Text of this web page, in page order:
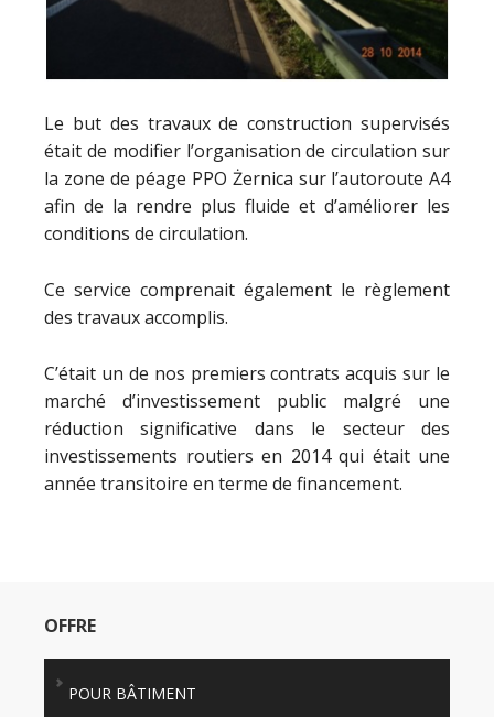
Le but des travaux de construction supervisés
était de modifier l’organisation de circulation sur
la zone de péage PPO Żernica sur l’autoroute A4
afin de la rendre plus fluide et d’améliorer les
conditions de circulation.
Ce service comprenait également le règlement
des travaux accomplis.
C’était un de nos premiers contrats acquis sur le
marché d’investissement public malgré une
réduction significative dans le secteur des
investissements routiers en 2014 qui était une
année transitoire en terme de financement.
OFFRE
POUR BÂTIMENT